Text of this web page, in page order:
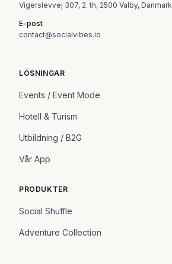
Vigerslevvej 307, 2. th, 2500 Valby, Danmark
E-post
contact@socialvibes.io
LÖSNINGAR
Events / Event Mode
Hotell & Turism
Utbildning / B2G
Vår App
PRODUKTER
Social Shuffle
Adventure Collection